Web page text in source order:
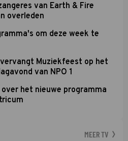
van Earth & Fire
overleden
om deze week te
Muziekfeest op het
van NPO 1
het nieuwe programma
MEER TV